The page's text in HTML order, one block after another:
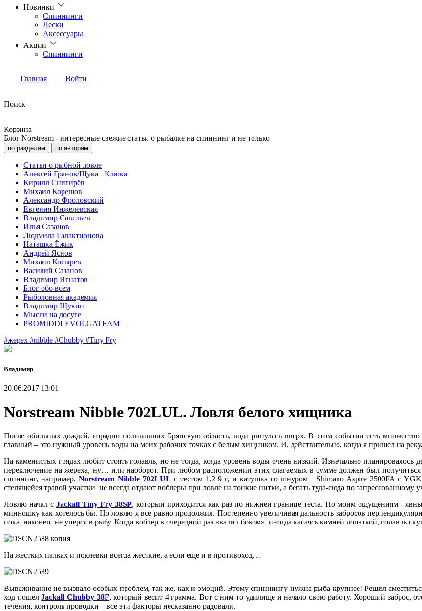
Новинки
Спиннинги
Лески
Аксессуары
Акции
Спиннинги
Главная Войти
Поиск
Корзина
Блог Norstream - интересные свежие статьи о рыбалке на спиннинг и не только
по разделам по авторам
Статьи о рыбной ловле
Алексей Гранов/Щука - Клюка
Кирилл Снигирёв
Михаил Корешов
Александр Фроловский
Евгения Инжелевская
Владимир Савельев
Илья Сазанов
Людмила Галактионова
Наташка Ёжик
Андрей Яснов
Михаил Косырев
Василий Сазанов
Владимир Игнатов
Блог обо всем
Рыболовная академия
Владимир Щукин
Мысли на досуге
PROMIDDLEVOLGATEAM
#жерех #nibble #Chubby #Tiny Fry
Владимир
20.06.2017 13:01
Norstream Nibble 702LUL. Ловля белого хищника
После обильных дождей, изрядно поливавших Брянскую область, вода ринулась вверх. В этом событии есть
главный – это нужный уровень воды на моих рабочих точках с белым хищником. И, действительно, когда я пришел на
На каменистых грядах любит стоять голавль, но не тогда, когда уровень воды очень низкий. Изначально планировалось
переключение на жереха, ну… или наоборот. При любом расположении этих слагаемых в сумме должен был
спиннинг, например,Norstream Nibble 702LUL с тестом 1,2-9 г, и катушка со шнуром - Shimano Aspire 2500FA с
стелящейся травой участки не всегда отдают воблеры при ловле на тонкие нитки, а бегать туда-сюда по запрессованному
Ловлю начал с Jackall Tiny Fry 38SP, который приходится как раз по нижней границе теста. По моим ощущениям -
минношку как хотелось бы. Но ловлю я все равно продолжил. Постепенно увеличивая дальность забросов
пока, наконец, не уперся в рыбу. Когда воблер в очередной раз «валил боком», иногда касаясь камней лопаткой, голавль
На жестких палках и поклевки всегда жесткие, а если еще и в противоход…
Вываживание не вызвало особых проблем, так же, как и эмоций. Этому спиннингу нужна рыба крупнее! Решил
ход пошелJackall Chubby 38F, который весит 4 грамма. Вот с ним-то удилище и начало свою работу. Хороший заброс,
течения, контроль проводки – все эти факторы несказанно радовали.